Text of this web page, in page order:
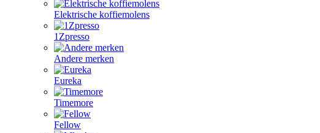
Elektrische koffiemolens
1Zpresso
Andere merken
Eureka
Timemore
Fellow